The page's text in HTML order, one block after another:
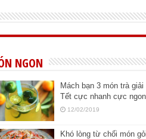
NGON
Mách bạn 3 món trà giải
Tết cực nhanh cực ngon
12/02/2019
Khó lòng từ chối món